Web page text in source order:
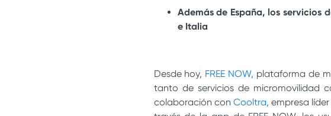
Además de España, los
e Italia
Desde hoy, FREE NOW, plataforma de
tanto de servicios de micromovilidad
colaboración con Cooltra, empresa